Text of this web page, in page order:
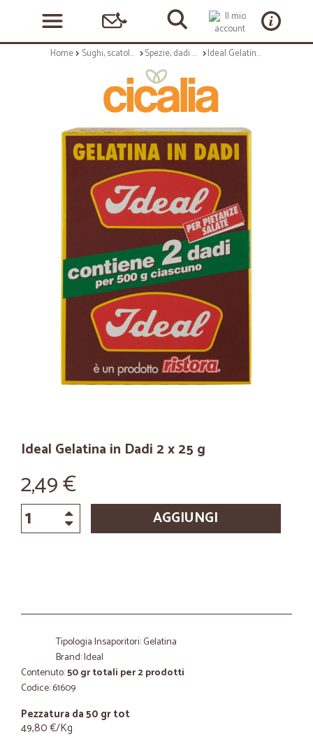
Home Sughi, scatolame e condimenti Spezie, dadi e insaporitori Ideal Gelatina in Dadi 2 x 25 g
Ideal Gelatina in Dadi 2 x 25 g
2,49 €
AGGIUNGI
Tipologia Insaporitori: Gelatina
Brand: Ideal
Contenuto:50 gr totali per 2 prodotti
Codice: 61609
Pezzatura da 50 gr tot
49,80 €/Kg